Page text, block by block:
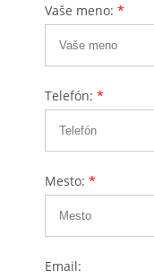
Vaše meno: *
Telefón: *
Mesto: *
Email: